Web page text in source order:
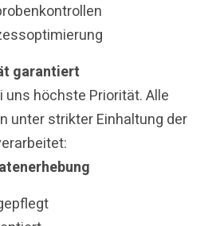
garantiert
höchste Priorität. Alle
unter strikter Einhaltung der